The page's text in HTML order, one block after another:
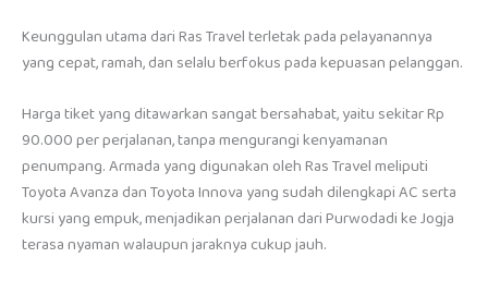
Keunggulan utama dari Ras Travel terletak pada pelayanannya
yang cepat, ramah, dan selalu berfokus pada kepuasan pelanggan.
Harga tiket yang ditawarkan sangat bersahabat, yaitu sekitar Rp
90.000 per perjalanan, tanpa mengurangi kenyamanan
penumpang. Armada yang digunakan oleh Ras Travel meliputi
Toyota Avanza dan Toyota Innova yang sudah dilengkapi AC serta
kursi yang empuk, menjadikan perjalanan dari Purwodadi ke Jogja
terasa nyaman walaupun jaraknya cukup jauh.